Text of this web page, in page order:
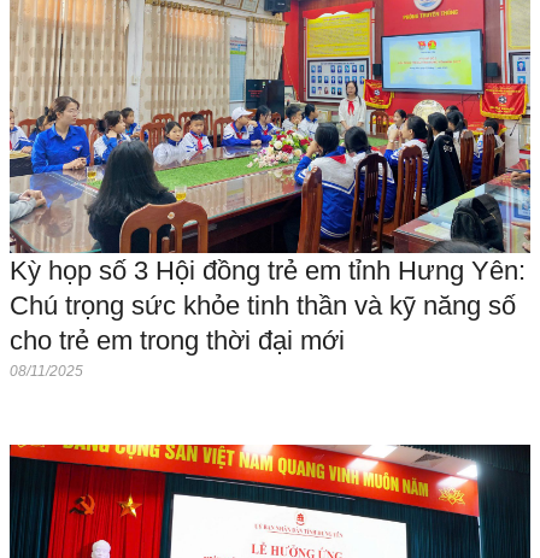
Kỳ họp số 3 Hội đồng trẻ em tỉnh Hưng Yên:
Chú trọng sức khỏe tinh thần và kỹ năng số
cho trẻ em trong thời đại mới
08/11/2025